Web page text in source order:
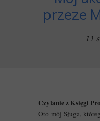
przeze
11
Czytanie z Księgi
Oto mój Sługa,